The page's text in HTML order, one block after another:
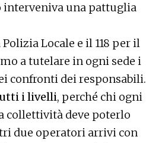
interveniva una pattuglia
Polizia Locale e il 118 per il
a tutelare in ogni sede i
confronti dei responsabili.
i livelli, perché chi ogni
collettività deve poterlo
due operatori arrivi con